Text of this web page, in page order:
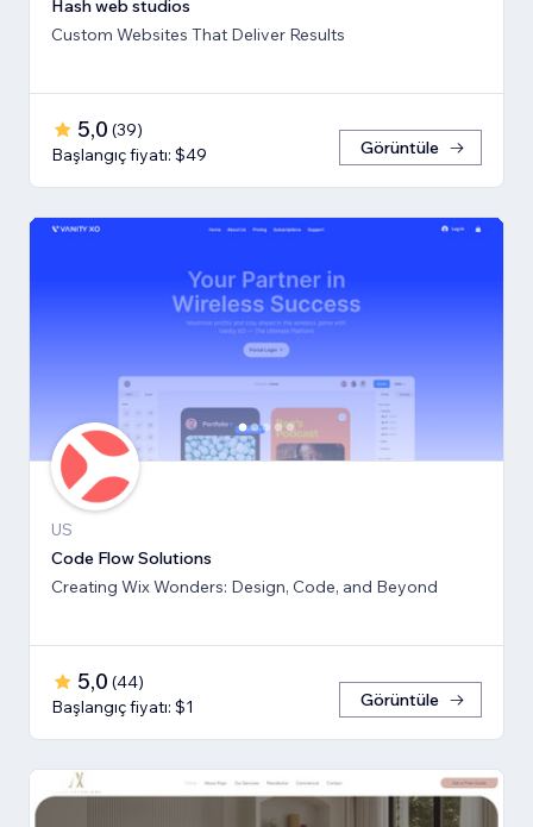
Hash web studios
Custom Websites That Deliver Results
5,0 (39)
Başlangıç fiyatı: $49
Görüntüle
US
Code Flow Solutions
Creating Wix Wonders: Design, Code, and Beyond
5,0 (44)
Başlangıç fiyatı: $1
Görüntüle